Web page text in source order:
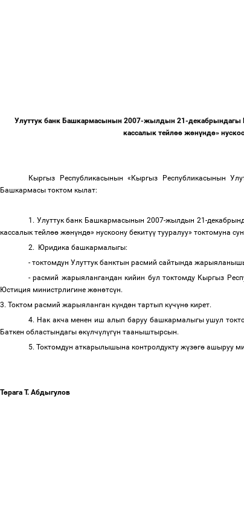
Улуттук банк Башкармасынын 2007-жылдын 21-декабрындагы
кассалык тейлөө жөнүндө»
Кыргыз Республикасынын « Кыргыз Республикасынын
Башкармасы токтом кылат:
1. Улуттук банк Башкармасынын 2007-жылдын 21-
кассалык тейлөө жөнүндө» нускоону бекитүү тууралуу» токтомуна
2.
Юридика башкармалыгы:
- токтомдун Улуттук банктын расмий сайтында
-расмий жарыялангандан кийин бул токтомду Кыргыз
Юстиция министрлигине жөнөтсүн.
3. Токтом расмий жарыяланган күндөн тартып күчүнө кирет.
4. Нак акча менен иш алып баруу башкармалыгы ушул
Баткен областындагы өкүлчүлүгүн тааныштырсын.
5. Токтомдун аткарылышына контролдукту жүзөгө ашыруу
Төрага Т. Абдыгулов